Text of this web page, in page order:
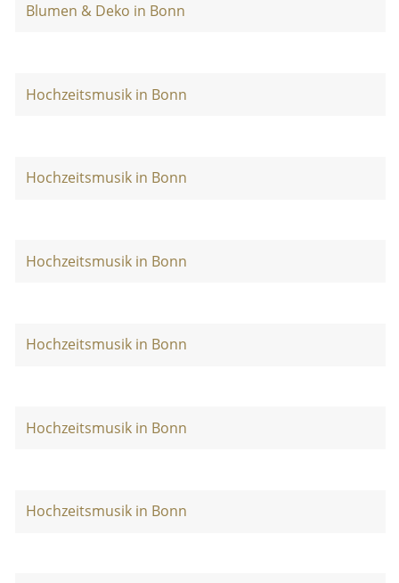
Blumen & Deko in Bonn
Hochzeitsmusik in Bonn
Hochzeitsmusik in Bonn
Hochzeitsmusik in Bonn
Hochzeitsmusik in Bonn
Hochzeitsmusik in Bonn
Hochzeitsmusik in Bonn